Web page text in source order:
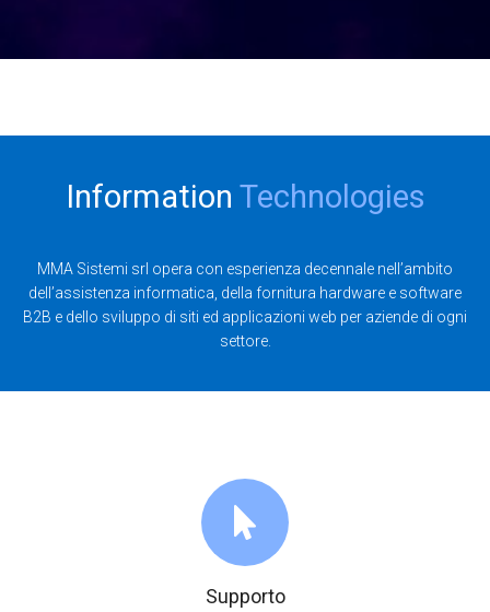
Information Technologies
MMA Sistemi srl opera con esperienza decennale nell’ambito
dell’assistenza informatica, della fornitura hardware e software
B2B e dello sviluppo di siti ed applicazioni web per aziende di ogni
settore.
Supporto